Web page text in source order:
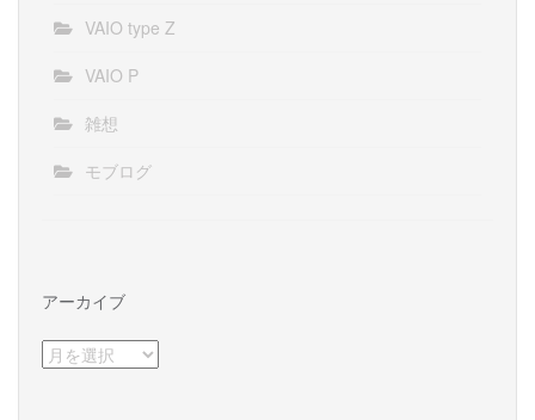
VAIO type Z
VAIO P
雑想
モブログ
アーカイブ
ア
ー